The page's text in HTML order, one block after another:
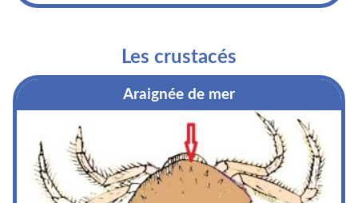
Les crustacés
Araignée de mer